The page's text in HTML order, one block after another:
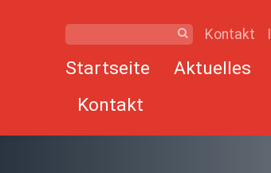
Kontakt
Startseite Aktuelles
Kontakt